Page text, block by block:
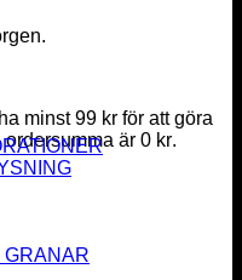
minst99 kr för att göra
är 0 kr.
GRANAR